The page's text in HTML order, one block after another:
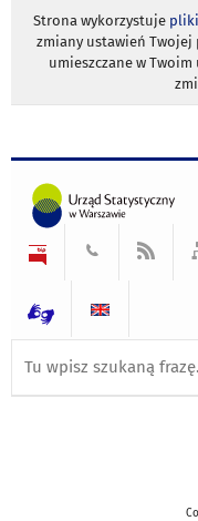
Strona wykorzystuje
zmiany ustawień Twojej
umieszczane w